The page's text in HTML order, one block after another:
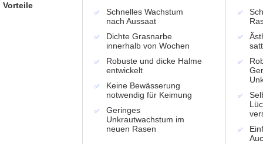
Schnelles Wachstum
nach Aussaat
Dichte Grasnarbe
innerhalb von Wochen
Robuste und dicke Halme
entwickelt
Keine Bewässerung
notwendig für Keimung
Geringes
Unkrautwachstum im
neuen Rasen
Vorteile